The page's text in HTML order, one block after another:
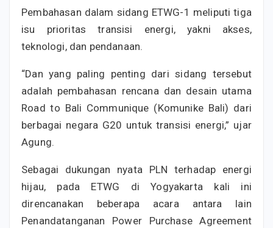
Pembahasan dalam sidang ETWG-1 meliputi tiga
isu prioritas transisi energi, yakni akses,
teknologi, dan pendanaan.
“Dan yang paling penting dari sidang tersebut
adalah pembahasan rencana dan desain utama
Road to Bali Communique (Komunike Bali) dari
berbagai negara G20 untuk transisi energi,” ujar
Agung.
Sebagai dukungan nyata PLN terhadap energi
hijau, pada ETWG di Yogyakarta kali ini
direncanakan beberapa acara antara lain
Penandatanganan Power Purchase Agreement